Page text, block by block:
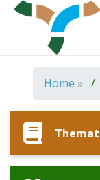
Home »